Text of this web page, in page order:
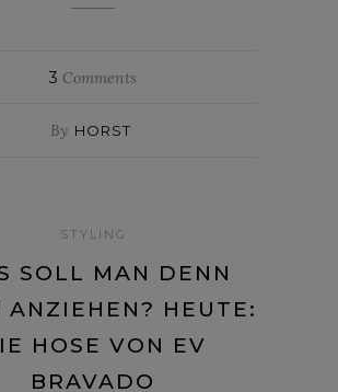
3 Comments
By HORST
STYLING
SOLL MAN DENN
ANZIEHEN? HEUTE:
HOSE VON EV
BRAVADO